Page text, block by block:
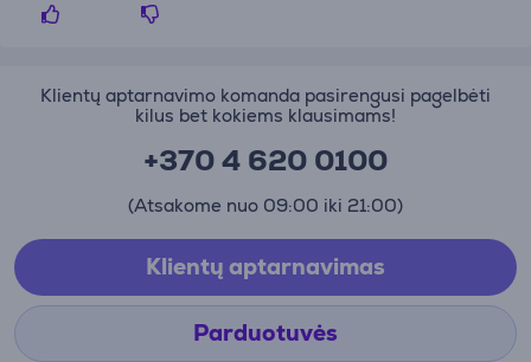
Klientų aptarnavimo komanda pasirengusi pagelbėti
kilus bet kokiems klausimams!
+370 4 620 0100
(Atsakome nuo 09:00 iki 21:00)
Klientų aptarnavimas
Parduotuvės